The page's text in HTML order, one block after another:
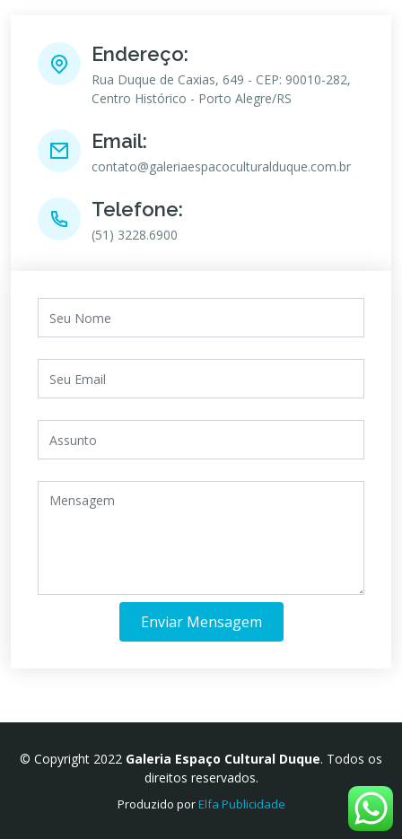
Endereço:
Rua Duque de Caxias, 649 - CEP: 90010-282,
Centro Histórico - Porto Alegre/RS
Email:
contato@galeriaespacoculturalduque.com.br
Telefone:
(51) 3228.6900
Enviar Mensagem
© Copyright 2022 Galeria Espaço Cultural Duque. Todos os
direitos reservados.
Produzido porElfa Publicidade